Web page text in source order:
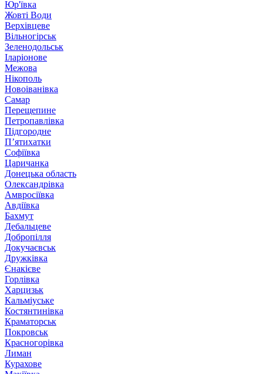
Юр'ївка
Жовті Води
Верхівцеве
Вільногірськ
Зеленодольськ
Іларіонове
Межова
Нікополь
Новоіванівка
Самар
Перещепине
Петропавлівка
Підгородне
П’ятихатки
Софіївка
Царичанка
Донецька область
Олександрівка
Амвросіївка
Авдіївка
Бахмут
Дебальцеве
Добропілля
Докучаєвськ
Дружківка
Єнакієве
Горлівка
Харцизьк
Кальміуське
Костянтинівка
Краматорськ
Покровськ
Красногорівка
Лиман
Курахове